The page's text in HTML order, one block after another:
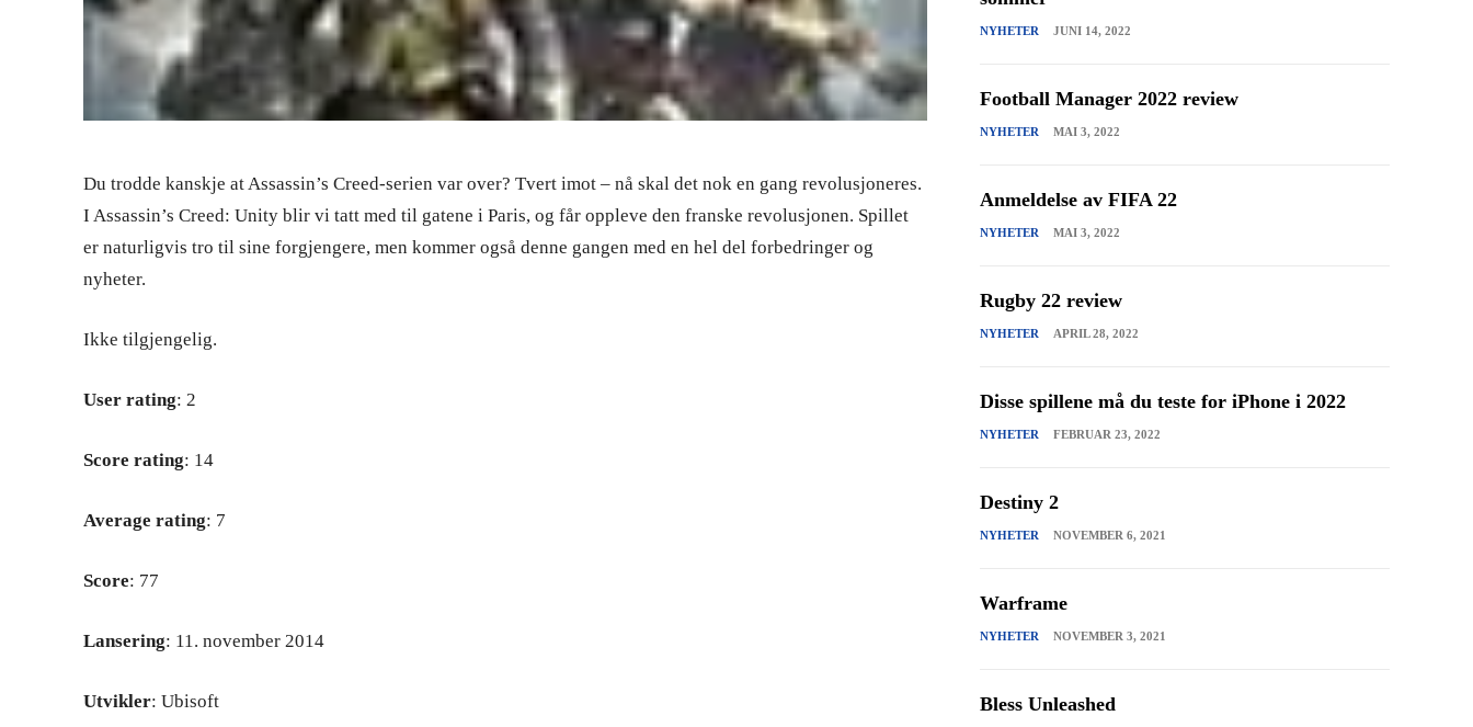
Du trodde kanskje at Assassin’s Creed-serien var over? Tvert imot – nå skal det nok en gang revolusjoneres.
I Assassin’s Creed: Unity blir vi tatt med til gatene i Paris, og får oppleve den franske revolusjonen. Spillet
er naturligvis tro til sine forgjengere, men kommer også denne gangen med en hel del forbedringer og
nyheter.
Ikke tilgjengelig.
User rating: 2
Score rating: 14
Average rating: 7
Score: 77
Lansering: 11. november 2014
Utvikler: Ubisoft
NYHETER JUNI 14, 2022
Football Manager 2022 review
NYHETER MAI 3, 2022
Anmeldelse av FIFA 22
NYHETER MAI 3, 2022
Rugby 22 review
NYHETER APRIL 28, 2022
Disse spillene må du teste for iPhone i 2022
NYHETER FEBRUAR 23, 2022
Destiny 2
NYHETER NOVEMBER 6, 2021
Warframe
NYHETER NOVEMBER 3, 2021
Bless Unleashed